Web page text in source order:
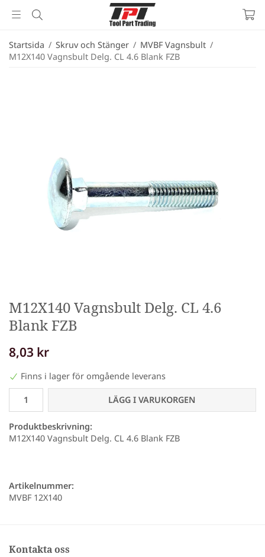
Startsida / Skruv och Stänger / MVBF Vagnsbult /
M12X140 Vagnsbult Delg. CL 4.6 Blank FZB
M12X140 Vagnsbult Delg. CL 4.6
Blank FZB
8,03 kr
Finns i lager för omgående leverans
LÄGG I VARUKORGEN
Produktbeskrivning:
M12X140 Vagnsbult Delg. CL 4.6 Blank FZB
Artikelnummer:
MVBF 12X140
Kontakta oss